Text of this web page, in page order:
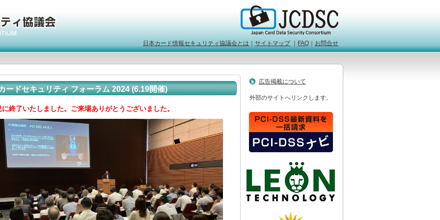
日本カード情報セキュリティ協議会とは サイトマップ｜ FAQ お問合せ
ードセキュリティ フォーラム 2024 (6.19開催)
に終了いたしました。ご来場ありがとうございました。
広告掲載について
外部のサイトへリンクします。